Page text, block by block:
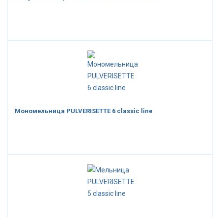
Мономельница PULVERISETTE 6 classic line